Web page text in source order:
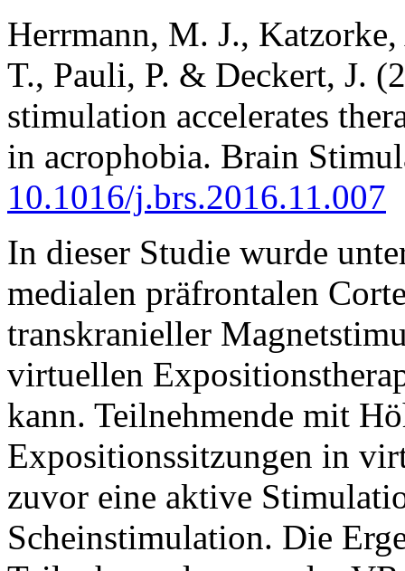
Herrmann, M. J.,
T., Pauli, P. & Deckert, J.
stimulation accelerates
in acrophobia. Brain
10.1016/j.brs.2016.11.007
In dieser Studie wurde
medialen präfrontalen
transkranieller
virtuellen
kann. Teilnehmende mit
Expositionssitzungen in
zuvor eine aktive
Scheinstimulation. Die